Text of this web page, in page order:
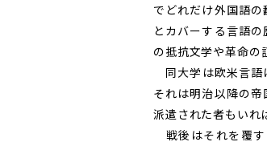
でどれだけ外国語
とカバーする言語
の抵抗文学や革命の
同大学は欧米言語
それは明治以降の
派遣された者もいれ
戦後はそれを覆す